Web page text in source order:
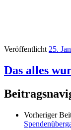
Veröffentlicht 25.
Das alles
Vorheriger